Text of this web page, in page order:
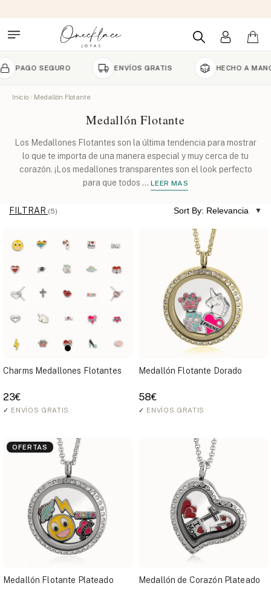
SEGURO ENVÍOS GRATIS HECHO A MANO
Inicio Medallón Flotante
Medallón Flotante
Los Medallones Flotantes son la última tendencia para mostrar
lo que te importa de una manera especial y muy cerca de tu
corazón. ¡Los medallones transparentes son el look perfecto
para que todos ... LEER MAS
FILTRAR (5) Sort By: Relevancia
Charms Medallones Flotantes
23€
✓ ENVÍOS GRATIS
Medallón Flotante Dorado
58€
✓ ENVÍOS GRATIS
OFERTAS
Medallón Flotante Plateado Medallón de Corazón Plateado